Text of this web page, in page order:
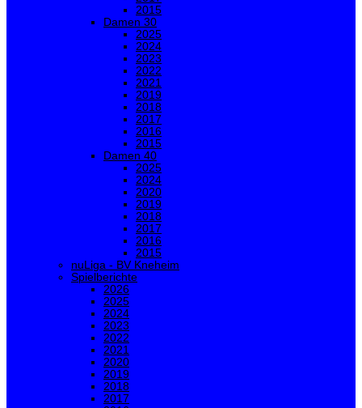
2015
Damen 30
2025
2024
2023
2022
2021
2019
2018
2017
2016
2015
Damen 40
2025
2024
2020
2019
2018
2017
2016
2015
nuLiga - BV Kneheim
Spielberichte
2026
2025
2024
2023
2022
2021
2020
2019
2018
2017